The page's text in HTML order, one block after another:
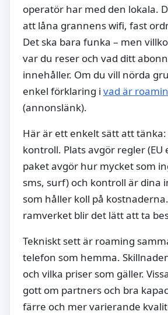
operatör har med den lokala.
att låna grannens wifi, fast
Det ska bara funka – men
var du reser och vad ditt
innehåller. Om du vill nörda
enkel förklaring i vad är
(annonslänk).
Här är ett enkelt sätt att tänka:
kontroll. Plats avgör regler (EU
paket avgör hur mycket som
sms, surf) och kontroll är dina
som håller koll på
ramverket blir det lätt att ta
Tekniskt sett är roaming
telefon som hemma.
och vilka priser som gäller.
gott om partners och bra
färre och mer varierande